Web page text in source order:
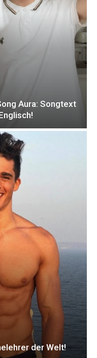
Aura: Songtext
der Welt!